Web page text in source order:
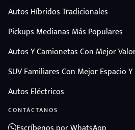
Autos Híbridos Tradicionales
Pickups Medianas Más Populares
Autos Y Camionetas Con Mejor
SUV Familiares Con Mejor Espacio Y
Autos Eléctricos
CONTÁCTANOS